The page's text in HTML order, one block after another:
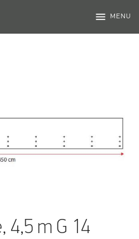
menu MENU
4,5 m G 14